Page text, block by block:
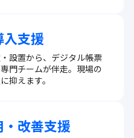
支援
設置から、デジタル帳票
門チームが伴走。現場の
抑えます。
改善支援